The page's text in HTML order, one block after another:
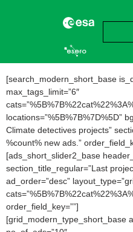
[search_modern_short_base
max_tags_limit=”6″
locations=”%5B%7B%7D%5D”
Climate detectives projects”
%count% new ads.”
[ads_short_slider2_base
section_title_regular=”Last
ad_order=”desc”
order_field_key=””]
[grid_modern_type_short_base